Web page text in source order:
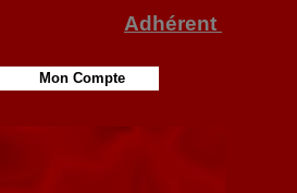
Adhérent
Mon Compte